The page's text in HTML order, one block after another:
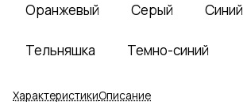
Оранжевый Серый Синий
Тельняшка Темно-синий
ХарактеристикиОписание